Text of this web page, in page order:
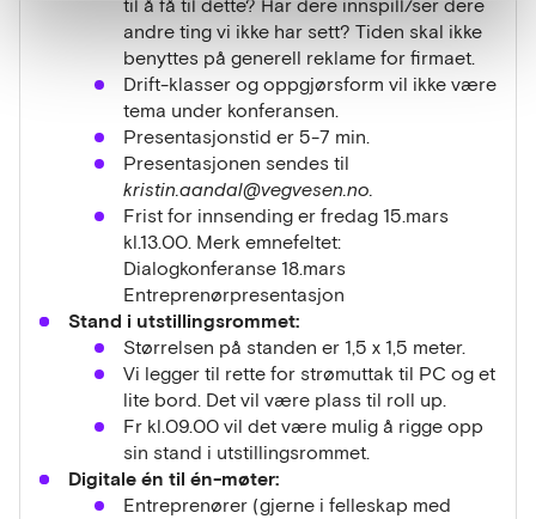
til å få til dette? Har dere innspill/ser dere
andre ting vi ikke har sett? Tiden skal ikke
benyttes på generell reklame for firmaet.
Drift-klasser og oppgjørsform vil ikke være
tema under konferansen.
Presentasjonstid er 5-7 min.
Presentasjonen sendes til
kristin.aandal@vegvesen.no.
Frist for innsending er fredag 15.mars
kl.13.00. Merk emnefeltet:
Dialogkonferanse 18.mars
Entreprenørpresentasjon
Stand i utstillingsrommet:
Størrelsen på standen er 1,5 x 1,5 meter.
Vi legger til rette for strømuttak til PC og et
lite bord. Det vil være plass til roll up.
Fr kl.09.00 vil det være mulig å rigge opp
sin stand i utstillingsrommet.
Digitale én til én-møter:
Entreprenører (gjerne i felleskap med